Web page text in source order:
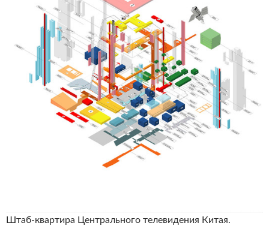
Штаб-квартира Центрального телевидения Китая.